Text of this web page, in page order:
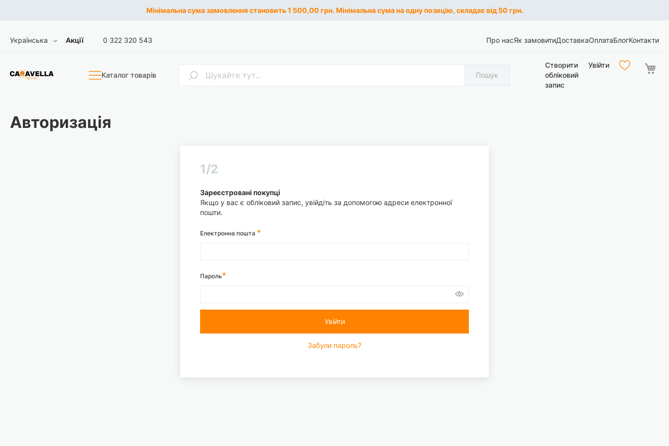
Мінімальна сума замовлення становить 1 500,00 грн. Мінімальна сума на одну позицію, складає від 50 грн.
Skip
Мова
Українська Акції 0 322 320 543 Про насЯк замовитиДоставкаОплатаБлогКонтакти
Каталог товарів Пошук Пошук
Створити
обліковий
запис
Увійти
Авторизація
1/2
Зареєстровані покупці
Якщо у вас є обліковий запис, увійдіть за допомогою адреси електронної
пошти.
Електронна пошта
Пароль
Увійти
Забули пароль?